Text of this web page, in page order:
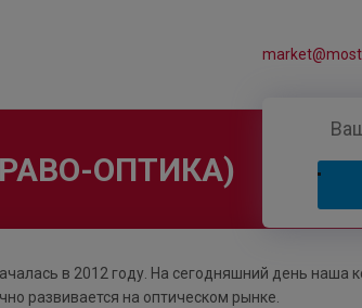
ОПТИКА)
в 2012 году. На сегодняшний день наша
развивается на оптическом рынке.